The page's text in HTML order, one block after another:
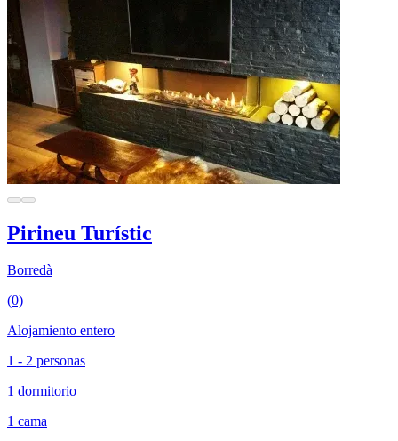
Pirineu Turístic
Borredà
(0)
Alojamiento entero
1 - 2 personas
1 dormitorio
1 cama